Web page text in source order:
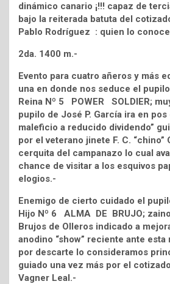
dinámico canario ¡!!! capaz de
bajo la reiterada batuta del
Pablo Rodríguez : quien lo
2da. 1400 m.-
Evento para cuatro añeros y más
una en donde nos seduce el
Reina Nº 5 POWER SOLDIER;
pupilo de José P. García ira en pos
maleficio a reducido dividendo”
por el veterano jinete F. C. “chino”
cerquita del campanazo lo cual
chance de visitar a los esquivos
elogios.-
Enemigo de cierto cuidado el
Hijo Nº 6 ALMA DE BRUJO;
Brujos de Olleros indicado a
anodino “show” reciente ante esta
por descarte lo consideramos
guiado una vez más por el
Vagner Leal.-